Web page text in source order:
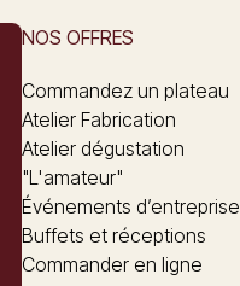
NOS OFFRES
Commandez un plateau
Atelier Fabrication
Atelier dégustation
"L'amateur"
Événements d’entreprise
Buffets et réceptions
Commander en ligne